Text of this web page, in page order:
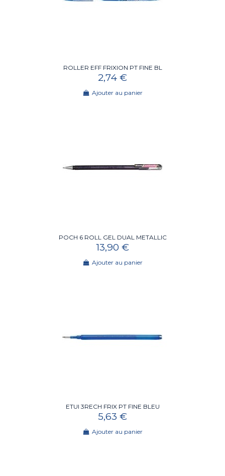
ROLLER EFF FRIXION PT FINE BL
2,74 €
Ajouter au panier
POCH 6 ROLL GEL DUAL METALLIC
13,90 €
Ajouter au panier
ETUI 3RECH FRIX PT FINE BLEU
5,63 €
Ajouter au panier